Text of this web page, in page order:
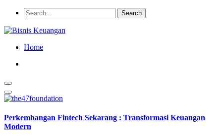
Home
Perkembangan Fintech Sekarang : Transformasi Keuangan
Modern